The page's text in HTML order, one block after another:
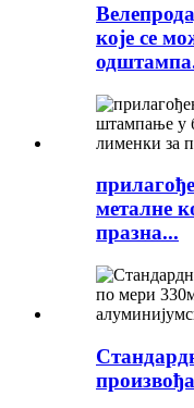
које се
металне
празна...